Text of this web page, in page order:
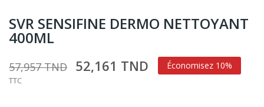
SVR SENSIFINE DERMO NETTOYANT
400ML
57,957 TND 52,161 TND Économisez 10%
TTC